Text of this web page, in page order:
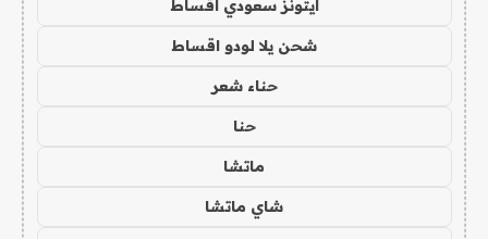
ايتونز سعودي اقساط
شحن يلا لودو اقساط
حناء شعر
حنا
ماتشا
شاي ماتشا